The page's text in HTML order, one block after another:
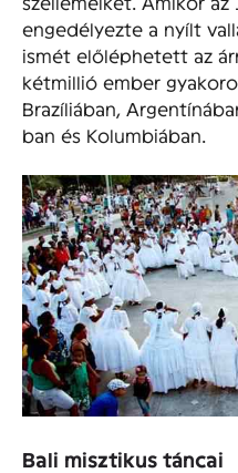
engedélyezte a nyílt
ismét előléphetett az
kétmillió ember
Brazíliában,
ban és Kolumbiában.
Bali misztikus táncai